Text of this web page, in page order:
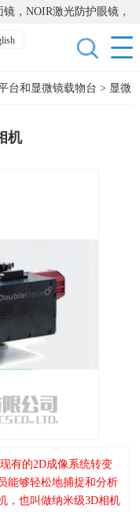
，NOIR激光防护眼镜，
仪，红外热像仪，激光
台和显微镜载物台 > 显微
机
有的2D成像系统转变
能够轻松地捕捉和分析
，也叫做纳米级3D相机